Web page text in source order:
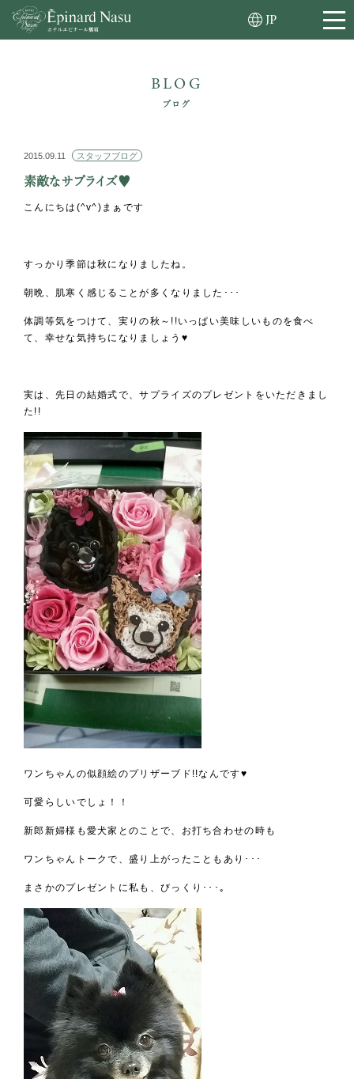
JP
BLOG
ブログ
2015.09.11 スタッフブログ
素敵なサプライズ♥
こんにちは(^v^)まぁです
すっかり季節は秋になりましたね。
朝晩、肌寒く感じることが多くなりました･･･
体調等気をつけて、実りの秋～!!いっぱい美味しいものを食べ
て、幸せな気持ちになりましょう♥
実は、先日の結婚式で、サプライズのプレゼントをいただきまし
た!!
ワンちゃんの似顔絵のプリザーブド!!なんです♥
可愛らしいでしょ！！
新郎新婦様も愛犬家とのことで、お打ち合わせの時も
ワンちゃんトークで、盛り上がったこともあり･･･
まさかのプレゼントに私も、びっくり･･･｡